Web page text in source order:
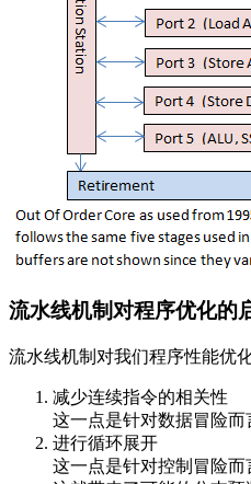
流水线机制对程序优化的
流水线机制对我们程序性能优
减少连续指令的相关性
这一点是针对数据冒险而
进行循环展开
这一点是针对控制冒险而